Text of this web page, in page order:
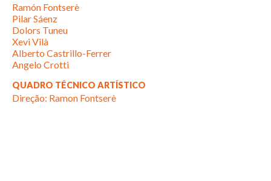
Ramón Fontserè
Pilar Sáenz
Dolors Tuneu
Xevi Vilà
Alberto Castrillo-Ferrer
Angelo Crotti
QUADRO TÉCNICO ARTÍSTICO
Direção: Ramon Fontserè